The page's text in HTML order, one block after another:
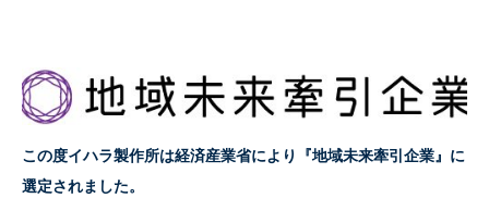
この度イハラ製作所は経済産業省により『地域未来牽引企業』に
選定されました。